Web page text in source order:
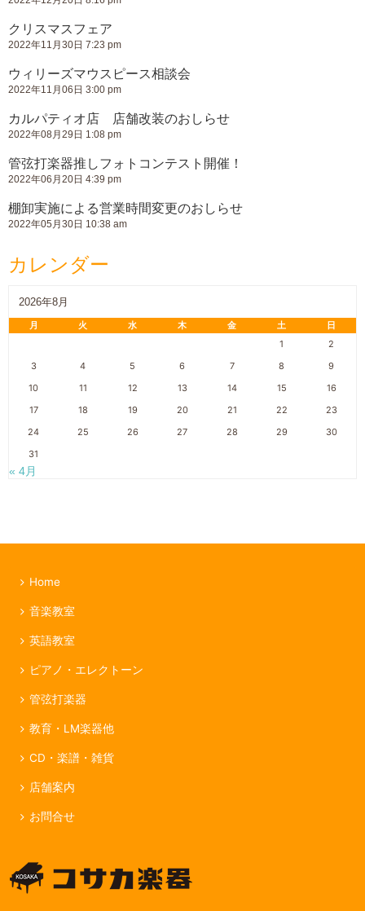
クリスマスフェア
2022年11月30日 7:23 pm
ウィリーズマウスピース相談会
2022年11月06日 3:00 pm
カルパティオ店 店舗改装のおしらせ
2022年08月29日 1:08 pm
管弦打楽器推しフォトコンテスト開催！
2022年06月20日 4:39 pm
棚卸実施による営業時間変更のおしらせ
2022年05月30日 10:38 am
カレンダー
2026年8月
月 火 水 木 金 土
日
1
2
3
4 5 6 7 8
9
10
11 12 13 14 15
16
17
18 19 20 21 22
23
24
25 26 27 28 29
30
31
« 4月
Home
音楽教室
英語教室
ピアノ・エレクトーン
管弦打楽器
教育・LM楽器他
CD・楽譜・雑貨
店舗案内
お問合せ